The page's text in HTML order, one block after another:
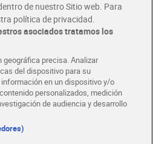
tus compras.
MEJOR CADA DIA
TU TIENDA DIA CORPORATE
de nuestro Sitio web. Para
política de privacidad.
asociados tratamos los
geográfica precisa. Analizar
del dispositivo para su
en un dispositivo y/o
personalizados, medición
de audiencia y desarrollo